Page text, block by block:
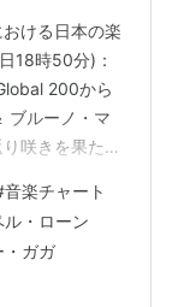
ける日本の楽
18時50分)：
200から
ブルーノ・マ
咲きを果たし
ルーノ・マ
しています』
。心よりお
音楽チャート
ル・ローン
・ガガ